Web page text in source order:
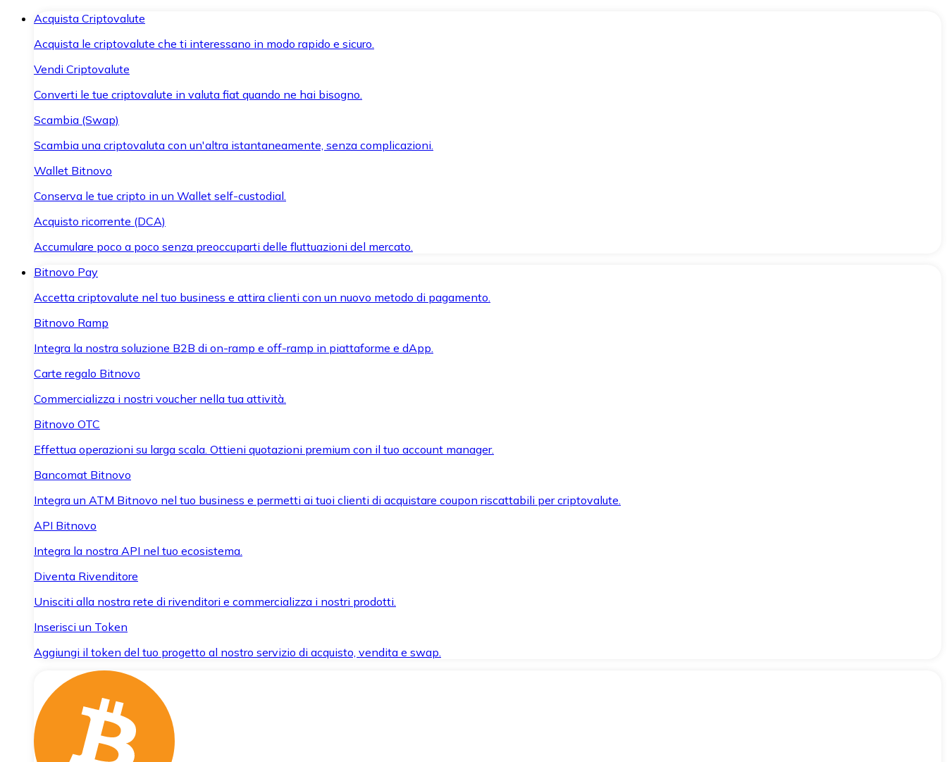
Acquista Criptovalute
Acquista le criptovalute che ti interessano in modo rapido e sicuro.
Vendi Criptovalute
Converti le tue criptovalute in valuta fiat quando ne hai bisogno.
Scambia (Swap)
Scambia una criptovaluta con un'altra istantaneamente, senza complicazioni.
Wallet Bitnovo
Conserva le tue cripto in un Wallet self-custodial.
Acquisto ricorrente (DCA)
Accumulare poco a poco senza preoccuparti delle fluttuazioni del mercato.
Bitnovo Pay
Accetta criptovalute nel tuo business e attira clienti con un nuovo metodo di pagamento.
Bitnovo Ramp
Integra la nostra soluzione B2B di on-ramp e off-ramp in piattaforme e dApp.
Carte regalo Bitnovo
Commercializza i nostri voucher nella tua attività.
Bitnovo OTC
Effettua operazioni su larga scala. Ottieni quotazioni premium con il tuo account manager.
Bancomat Bitnovo
Integra un ATM Bitnovo nel tuo business e permetti ai tuoi clienti di acquistare coupon riscattabili per criptovalute.
API Bitnovo
Integra la nostra API nel tuo ecosistema.
Diventa Rivenditore
Unisciti alla nostra rete di rivenditori e commercializza i nostri prodotti.
Inserisci un Token
Aggiungi il token del tuo progetto al nostro servizio di acquisto, vendita e swap.